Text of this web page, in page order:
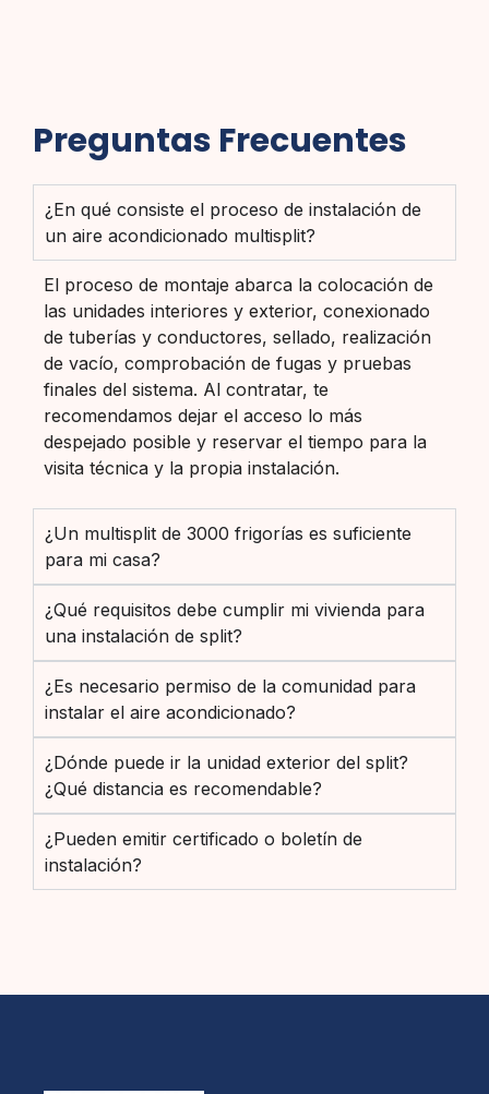
Preguntas Frecuentes
¿En qué consiste el proceso de instalación de
un aire acondicionado multisplit?
El proceso de montaje abarca la colocación de
las unidades interiores y exterior, conexionado
de tuberías y conductores, sellado, realización
de vacío, comprobación de fugas y pruebas
finales del sistema. Al contratar, te
recomendamos dejar el acceso lo más
despejado posible y reservar el tiempo para la
visita técnica y la propia instalación.
¿Un multisplit de 3000 frigorías es suficiente
para mi casa?
¿Qué requisitos debe cumplir mi vivienda para
una instalación de split?
¿Es necesario permiso de la comunidad para
instalar el aire acondicionado?
¿Dónde puede ir la unidad exterior del split?
¿Qué distancia es recomendable?
¿Pueden emitir certificado o boletín de
instalación?